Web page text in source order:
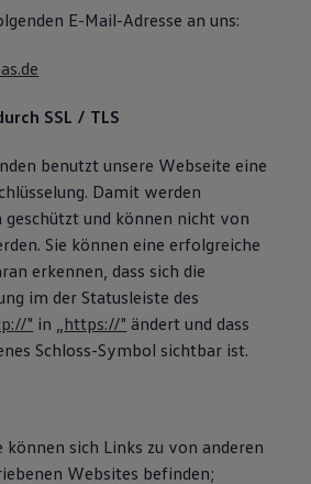
E-Mail-Adresse an uns:
SSL / TLS
benutzt unsere Webseite eine
Damit werden
geschützt und können nicht von
Sie können eine erfolgreiche
erkennen, dass sich die
im der Statusleiste des
" in „https://" ändert und dass
Schloss-Symbol sichtbar ist.
sich Links zu von anderen
Websites befinden;